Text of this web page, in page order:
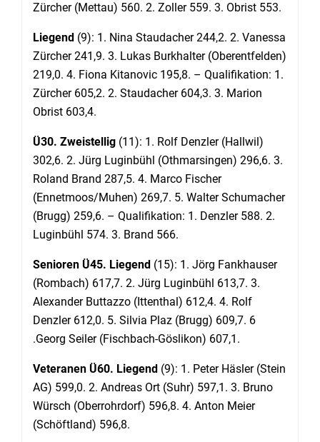
Zürcher (Mettau) 560. 2. Zoller 559. 3. Obrist 553.
Liegend (9): 1. Nina Staudacher 244,2. 2. Vanessa
Zürcher 241,9. 3. Lukas Burkhalter (Oberentfelden)
219,0. 4. Fiona Kitanovic 195,8. – Qualifikation: 1.
Zürcher 605,2. 2. Staudacher 604,3. 3. Marion
Obrist 603,4.
Ü30. Zweistellig (11): 1. Rolf Denzler (Hallwil)
302,6. 2. Jürg Luginbühl (Othmarsingen) 296,6. 3.
Roland Brand 287,5. 4. Marco Fischer
(Ennetmoos/Muhen) 269,7. 5. Walter Schumacher
(Brugg) 259,6. – Qualifikation: 1. Denzler 588. 2.
Luginbühl 574. 3. Brand 566.
Senioren Ü45. Liegend (15): 1. Jörg Fankhauser
(Rombach) 617,7. 2. Jürg Luginbühl 613,7. 3.
Alexander Buttazzo (Ittenthal) 612,4. 4. Rolf
Denzler 612,0. 5. Silvia Plaz (Brugg) 609,7. 6
.Georg Seiler (Fischbach-Göslikon) 607,1.
Veteranen Ü60. Liegend (9): 1. Peter Häsler (Stein
AG) 599,0. 2. Andreas Ort (Suhr) 597,1. 3. Bruno
Würsch (Oberrohrdorf) 596,8. 4. Anton Meier
(Schöftland) 596,8.